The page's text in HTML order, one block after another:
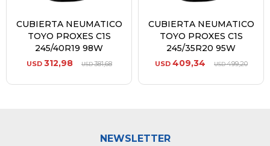
CUBIERTA NEUMATICO
TOYO PROXES C1S
245/40R19 98W
USD 312,98 USD381,68
CUBIERTA NEUMATICO
TOYO PROXES C1S
245/35R20 95W
USD 409,34 USD499,20
NEWSLETTER